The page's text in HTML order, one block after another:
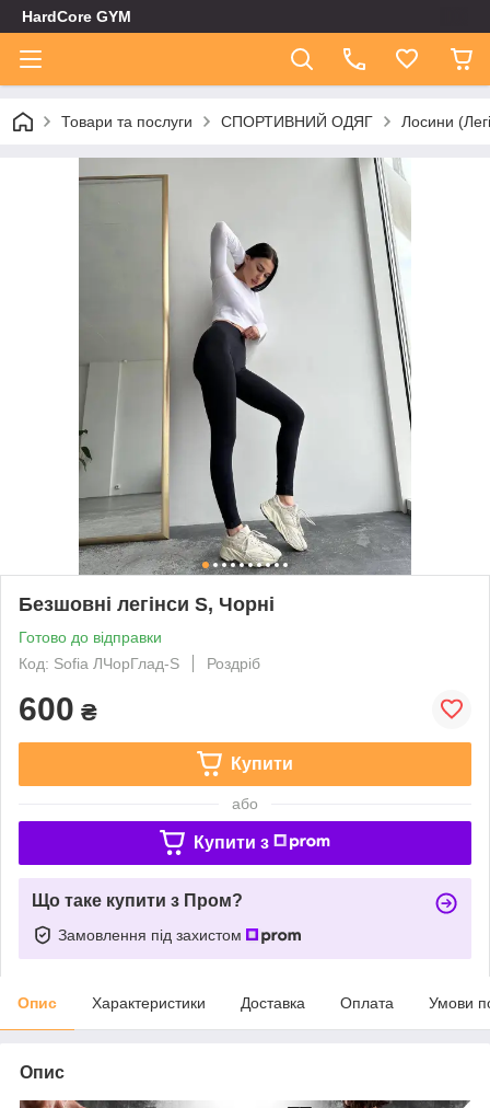
HardCore GYM
Товари та послуги СПОРТИВНИЙ ОДЯГ Лосини
Безшовні легінси S, Чорні
Готово до відправки
Код: Sofia ЛЧорГлад-S
Роздріб
600 ₴
Купити
або
Купити з
Що таке купити з Пром?
Замовлення під захистом
Опис Характеристики Доставка Оплата Умови
Опис